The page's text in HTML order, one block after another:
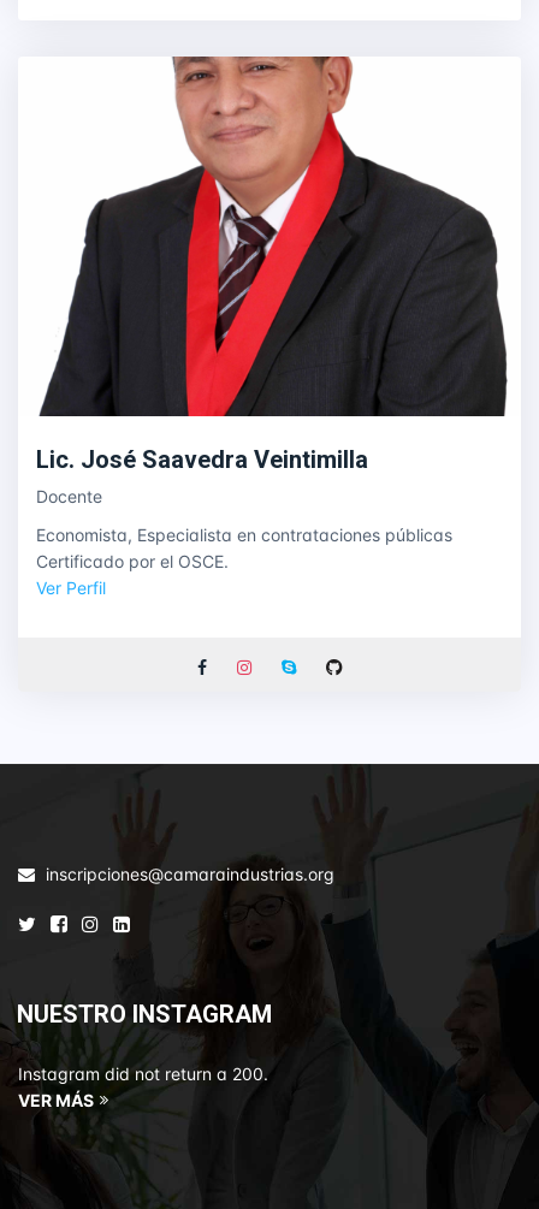
Lic. José Saavedra Veintimilla
Docente
Economista, Especialista en contrataciones públicas
Certificado por el OSCE.
Ver Perfil
inscripciones@camaraindustrias.org
NUESTRO INSTAGRAM
Instagram did not return a 200.
VER MÁS